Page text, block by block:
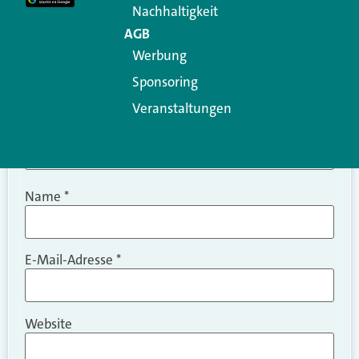
Name *
E-Mail-Adresse *
Website
Nachhaltigkeit
AGB
Werbung
Sponsoring
Veranstaltungen